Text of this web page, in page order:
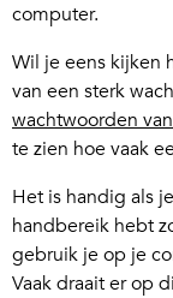
computer.
Wil je eens kijken
van een sterk
wachtwoorden
te zien hoe vaak
Het is handig als
handbereik hebt
gebruik je op je
Vaak draait er op